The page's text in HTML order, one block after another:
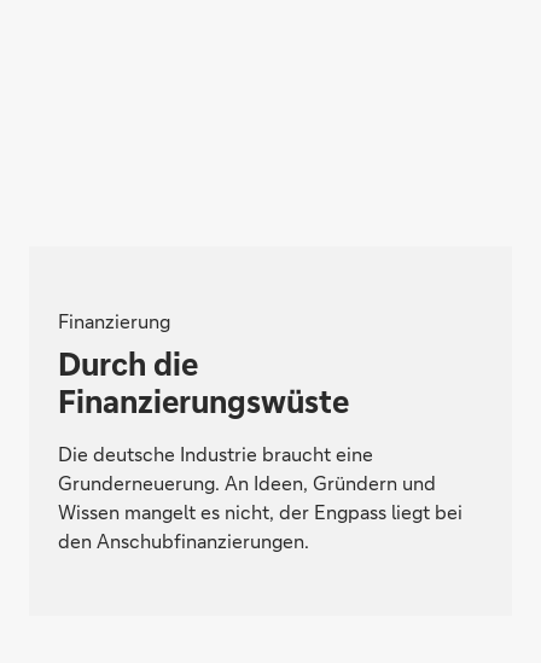
Finanzierung
Durch die
Finanzierungswüste
Die deutsche Industrie braucht eine
Grunderneuerung. An Ideen, Gründern und
Wissen mangelt es nicht, der Engpass liegt bei
den Anschubfinanzierungen.